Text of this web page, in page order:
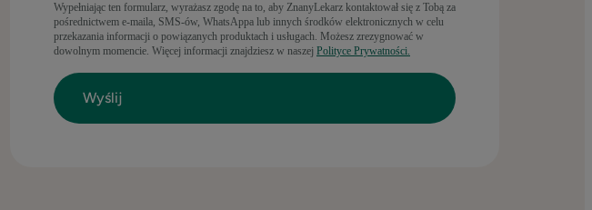
Wypełniając ten formularz, wyrażasz zgodę na to, aby ZnanyLekarz kontaktował się z Tobą za
pośrednictwem e-maila, SMS-ów, WhatsAppa lub innych środków elektronicznych w celu
przekazania informacji o powiązanych produktach i usługach. Możesz zrezygnować w
dowolnym momencie. Więcej informacji znajdziesz w naszej Polityce Prywatności.